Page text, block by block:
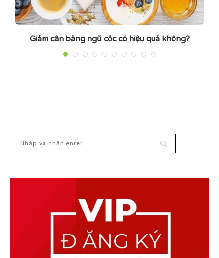
Giảm cân bằng ngũ cốc có hiệu quả không?